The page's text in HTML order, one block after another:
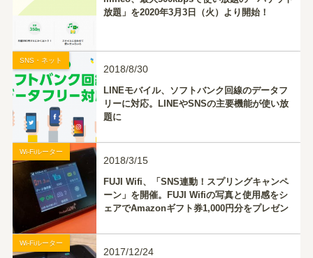
放題」を2020年3月3日（火）より開始！
SNS・ネット
2018/8/30
LINEモバイル、ソフトバンク回線のデータフ
リーに対応。LINEやSNSの主要機能が使い放
題に
Wi-Fiルーター
2018/3/15
FUJI Wifi、「SNS連動！スプリングキャンペ
ーン」を開催。FUJI Wifiの写真と使用感をシ
ェアでAmazonギフト券1,000円分をプレゼン
Wi-Fiルーター
2017/12/24